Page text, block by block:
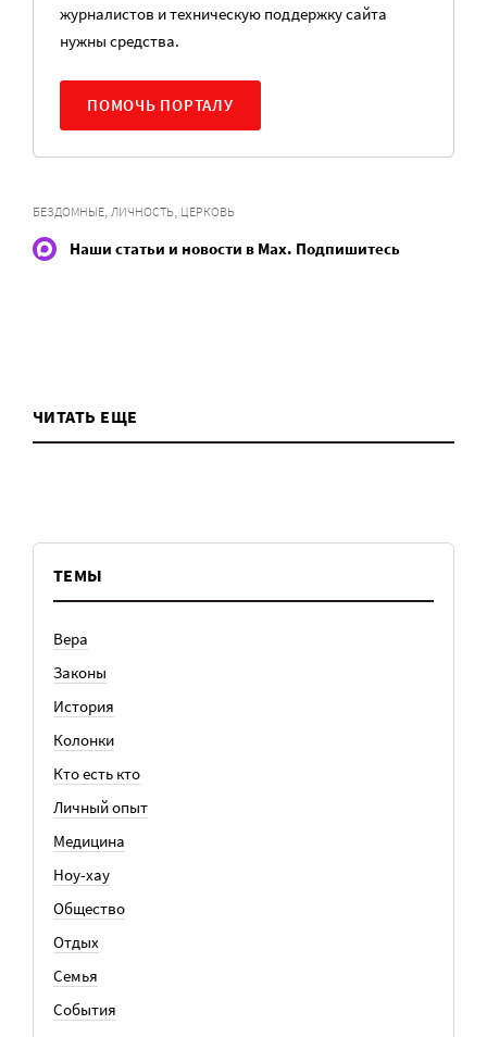
журналистов и техническую поддержку сайта
нужны средства.
ПОМОЧЬ ПОРТАЛУ
БЕЗДОМНЫЕ ЛИЧНОСТЬ ЦЕРКОВЬ
Наши статьи и новости в Max. Подпишитесь
ЧИТАТЬ ЕЩЕ
ТЕМЫ
Вера
Законы
История
Колонки
Кто есть кто
Личный опыт
Медицина
Ноу-хау
Общество
Отдых
Семья
События